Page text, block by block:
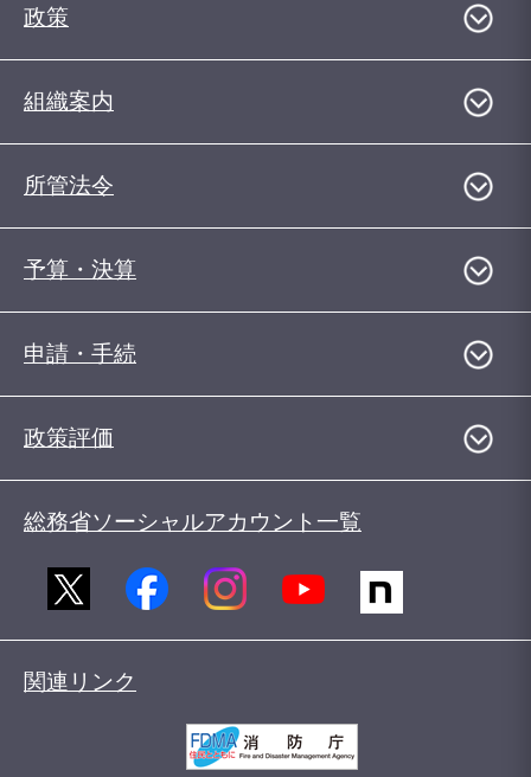
政策
組織案内
所管法令
予算・決算
申請・手続
政策評価
総務省ソーシャルアカウント一覧
関連リンク